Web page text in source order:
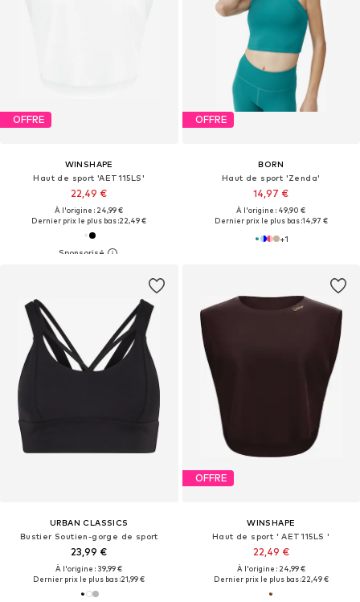
OFFRE
WINSHAPE
Haut de sport 'AET115LS'
22,49 €
À l'origine : 24,99 €
Dernier prix le plus bas :22,49 €
OFFRE
BORN
Haut de sport 'Zenda'
14,97 €
À l'origine : 49,90 €
Dernier prix le plus bas :14,97 €
+1
URBAN CLASSICS
Bustier Soutien-gorge de sport
23,99 €
À l'origine : 39,99 €
Dernier prix le plus bas :21,99 €
OFFRE
WINSHAPE
Haut de sport ' AET115LS '
22,49 €
À l'origine : 24,99 €
Dernier prix le plus bas :22,49 €